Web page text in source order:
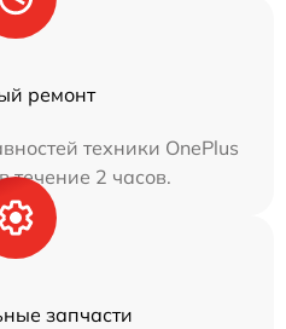
ремонт
техники OnePlus
течение 2 часов.
запчасти